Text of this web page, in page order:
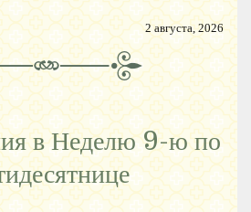
2 августа, 2026
в Неделю 9-ю по